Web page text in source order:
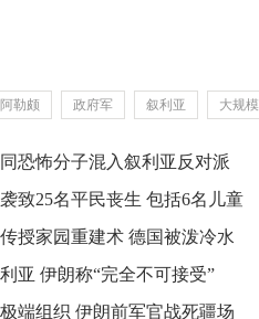
阿勒颇 政府军 叙利亚 大规模
恐怖分子混入叙利亚反对派
致25名平民丧生 包括6名儿童
授家园重建术 德国被泼冷水
亚 伊朗称“完全不可接受”
端组织 伊朗前军官战死疆场